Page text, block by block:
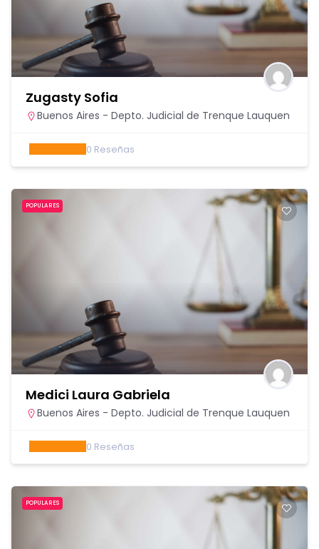
Zugasty Sofia
Buenos Aires - Depto. Judicial de Trenque Lauquen
0 Reseñas
POPULARES
Medici Laura Gabriela
Buenos Aires - Depto. Judicial de Trenque Lauquen
0 Reseñas
POPULARES